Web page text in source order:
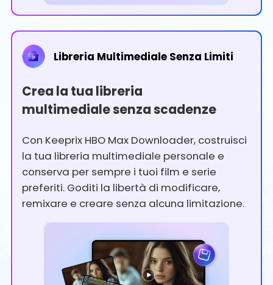
Libreria Multimediale Senza Limiti
Crea la tua libreria
multimediale senza scadenze
Con Keeprix HBO Max Downloader, costruisci
la tua libreria multimediale personale e
conserva per sempre i tuoi film e serie
preferiti. Goditi la libertà di modificare,
remixare e creare senza alcuna limitazione.